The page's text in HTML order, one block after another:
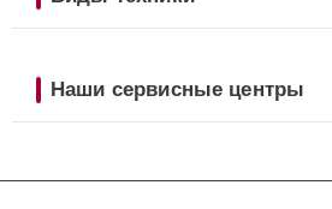
Наши сервисные центры